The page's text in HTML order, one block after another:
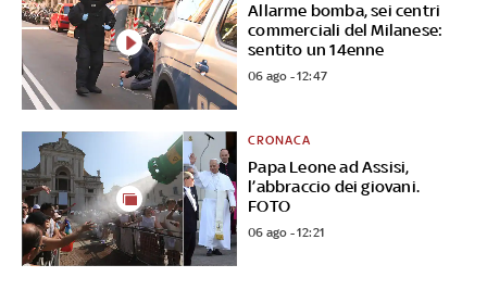
Allarme bomba, sei centri
commerciali del Milanese:
sentito un 14enne
06 ago - 12:47
Papa Leone ad Assisi,
l’abbraccio dei giovani.
FOTO
CRONACA
06 ago - 12:21